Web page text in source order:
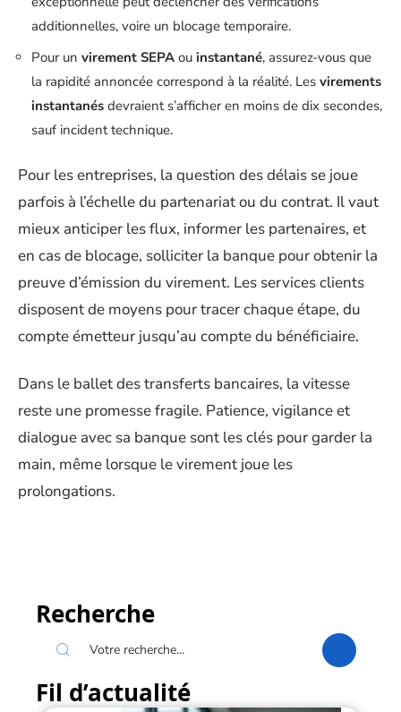
additionnelles, voire un blocage temporaire.
Pour un virement SEPA ou instantané, assurez-vous que
la rapidité annoncée correspond à la réalité. Les virements
instantanés devraient s’afficher en moins de dix secondes,
sauf incident technique.
Pour les entreprises, la question des délais se joue
parfois à l’échelle du partenariat ou du contrat. Il vaut
mieux anticiper les flux, informer les partenaires, et
en cas de blocage, solliciter la banque pour obtenir la
preuve d’émission du virement. Les services clients
disposent de moyens pour tracer chaque étape, du
compte émetteur jusqu’au compte du bénéficiaire.
Dans le ballet des transferts bancaires, la vitesse
reste une promesse fragile. Patience, vigilance et
dialogue avec sa banque sont les clés pour garder la
main, même lorsque le virement joue les
prolongations.
Recherche
Fil d’actualité